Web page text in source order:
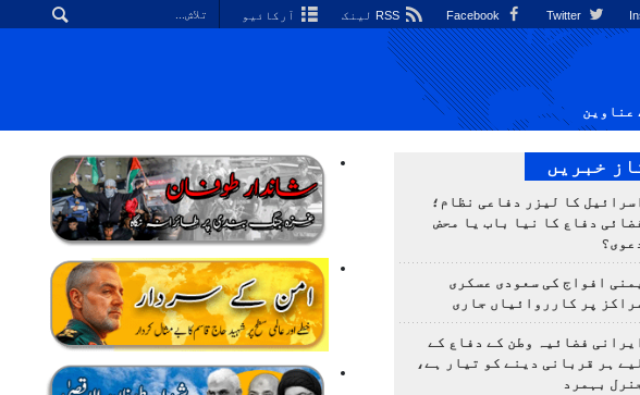
آرکائیو
عناوین
اسرائیل کا لیزر دفاعی نظام؛
دفاع کا نیا باب یا محض
یمنی افواج کی سعودی عسکری
پر کارروائیاں جاری
ایرانی فضائیہ وطن کے دفاع کے
ہر قربانی دینے کو تیار ہے،
بہمرد